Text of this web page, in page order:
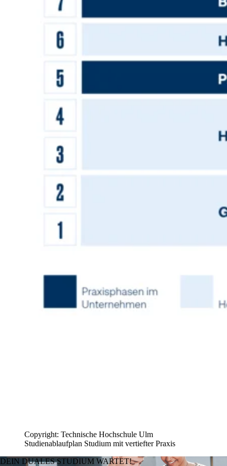
Copyright: Technische Hochschule Ulm
Studienablaufplan Studium mit vertiefter Praxis
DEIN DUALES STUDIUM WARTET!